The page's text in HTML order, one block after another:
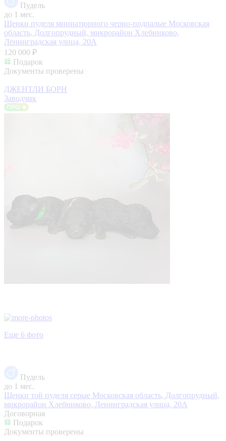
Пудель
до 1 мес.
Щенки пуделя миниатюрного черно-подпалые Московская
область, Долгопрудный, микрорайон Хлебниково,
Ленинградская улица, 20А
120 000 ₽
Подарок
Документы проверены
ДЖЕНТЛИ БОРН
Заводчик
Еще 6 фото
Пудель
до 1 мес.
Щенки той пуделя серые Московская область, Долгопрудный,
микрорайон Хлебниково, Ленинградская улица, 20А
Договорная
Подарок
Документы проверены